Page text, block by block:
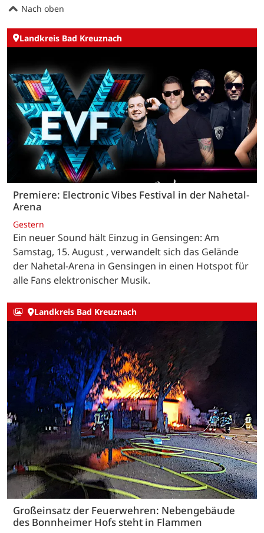
Nach oben
Landkreis Bad Kreuznach
Premiere: Electronic Vibes Festival in der Nahetal-
Arena
Gestern
Ein neuer Sound hält Einzug in Gensingen: Am
Samstag, 15. August , verwandelt sich das Gelände
der Nahetal-Arena in Gensingen in einen Hotspot für
alle Fans elektronischer Musik.
Landkreis Bad Kreuznach
Großeinsatz der Feuerwehren: Nebengebäude
des Bonnheimer Hofs steht in Flammen